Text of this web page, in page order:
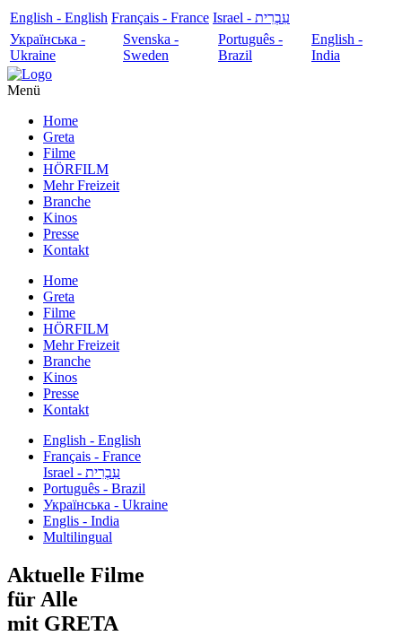
English - English Français - France
עִבְרִית - Israel
Українська -
Ukraine
Svenska -
Sweden
Português -
Brazil
English -
India
Menü
Home
Greta
Filme
HÖRFILM
Mehr Freizeit
Branche
Kinos
Presse
Kontakt
Home
Greta
Filme
HÖRFILM
Mehr Freizeit
Branche
Kinos
Presse
Kontakt
English - English
Français - France
עִבְרִית - Israel
Português - Brazil
Українська - Ukraine
Englis - India
Multilingual
Aktuelle Filme
für Alle
mit GRETA